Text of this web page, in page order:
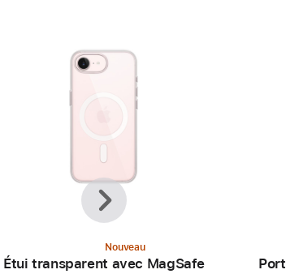
Nouveau
Étui transparent avec MagSafe
Précédent
Suivante